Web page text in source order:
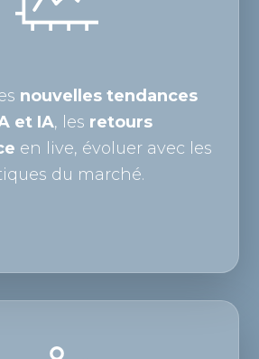
nouvelles tendances
et IA, les retours
en live, évoluer avec les
du marché.